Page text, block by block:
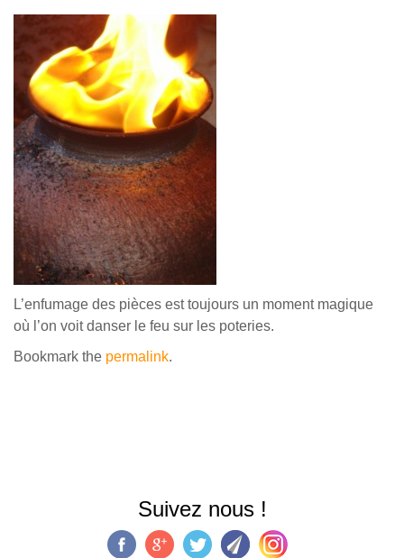
L’enfumage des pièces est toujours un moment magique
où l’on voit danser le feu sur les poteries.
Bookmark the permalink.
Suivez nous !